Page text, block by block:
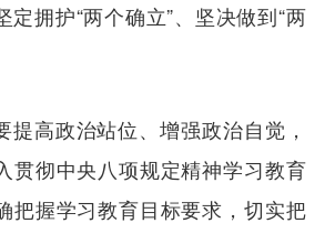
定拥护“两个确立”、坚决做到“两
提高政治站位、增强政治自觉，
贯彻中央八项规定精神学习教育
把握学习教育目标要求，切实把